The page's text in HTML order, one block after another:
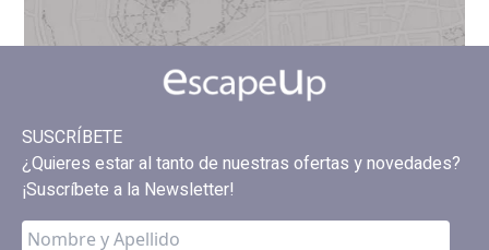
SUSCRÍBETE
¿Quieres estar al tanto de nuestras ofertas y novedades?
¡Suscríbete a la Newsletter!